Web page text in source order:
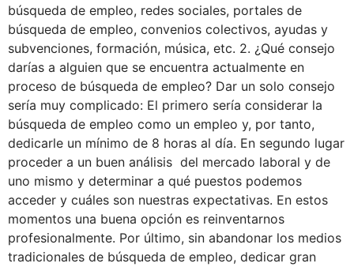
búsqueda de empleo, redes sociales, portales de
búsqueda de empleo, convenios colectivos, ayudas y
subvenciones, formación, música, etc. 2. ¿Qué consejo
darías a alguien que se encuentra actualmente en
proceso de búsqueda de empleo? Dar un solo consejo
sería muy complicado: El primero sería considerar la
búsqueda de empleo como un empleo y, por tanto,
dedicarle un mínimo de 8 horas al día. En segundo lugar
proceder a un buen análisis del mercado laboral y de
uno mismo y determinar a qué puestos podemos
acceder y cuáles son nuestras expectativas. En estos
momentos una buena opción es reinventarnos
profesionalmente. Por último, sin abandonar los medios
tradicionales de búsqueda de empleo, dedicar gran